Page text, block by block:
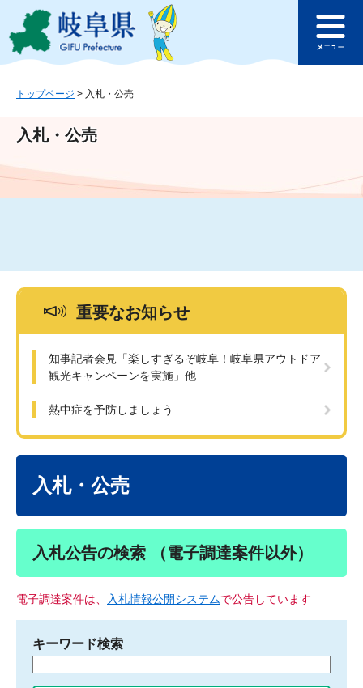
ジ
ュ
文
このページの本文へ
ュ
トップページ > 入札・公売
入札・公売
重要なお知らせ
知事記者会見「楽しすぎるぞ岐阜！岐阜県アウトドア
観光キャンペーンを実施」他
熱中症を予防しましょう
入札・公売
入札公告の検索 （電子調達案件以外）
電子調達案件は、 入札情報公開システムで公告しています
キーワード検索